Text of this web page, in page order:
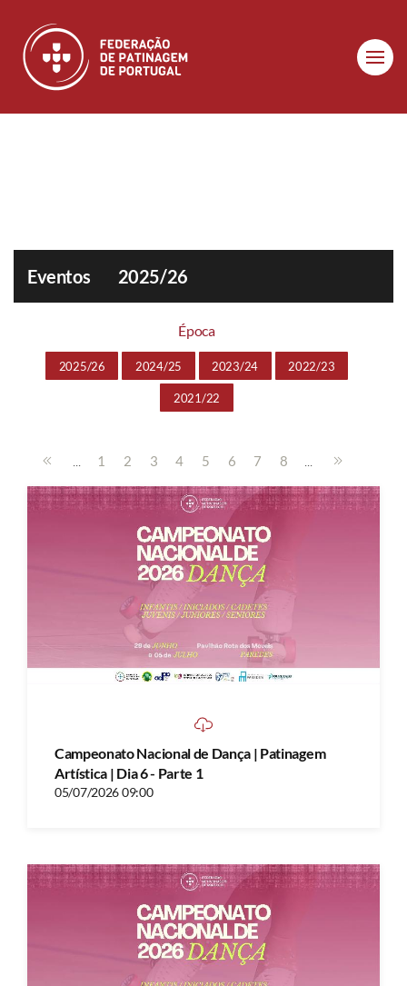
Skip to main content
Eventos 2025/26
Época
2025/26 2024/25 2023/24 2022/23
2021/22
... 1 2 3 4 5 6 7 8 ...
Campeonato Nacional de Dança | Patinagem
Artística | Dia 6 - Parte 1
05/07/2026 09:00